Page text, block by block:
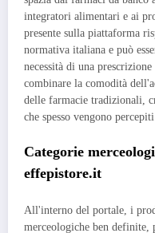
integratori alimentari e ai
presente sulla piattaforma
normativa italiana e può
necessità di una
combinare la comodità
delle farmacie tradizionali,
che spesso vengono
Categorie
effepistore.it
All'interno del portale, i
merceologiche ben definite,